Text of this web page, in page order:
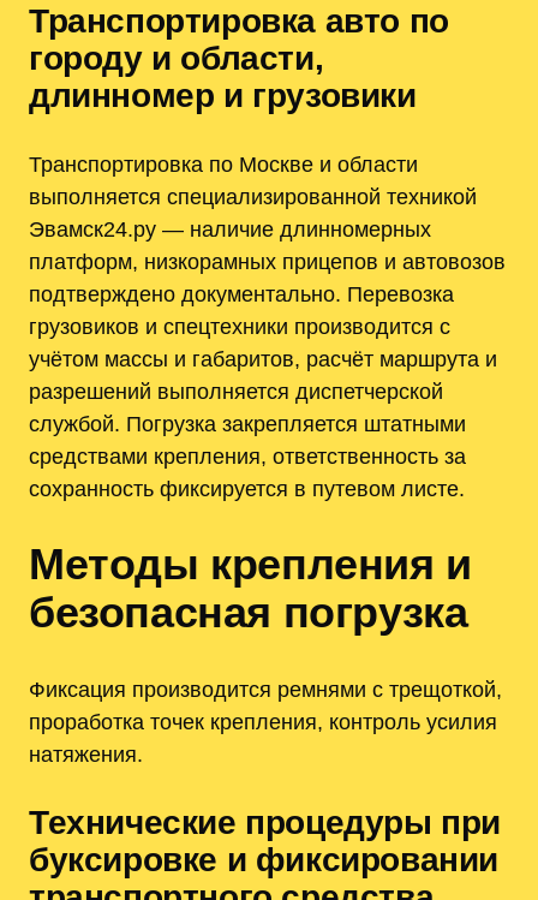
Транспортировка авто по
городу и области,
длинномер и грузовики
Транспортировка по Москве и области
выполняется специализированной техникой
Эвамск24.ру — наличие длинномерных
платформ, низкорамных прицепов и автовозов
подтверждено документально. Перевозка
грузовиков и спецтехники производится с
учётом массы и габаритов, расчёт маршрута и
разрешений выполняется диспетчерской
службой. Погрузка закрепляется штатными
средствами крепления, ответственность за
сохранность фиксируется в путевом листе.
Методы крепления и
безопасная погрузка
Фиксация производится ремнями с трещоткой,
проработка точек крепления, контроль усилия
натяжения.
Технические процедуры при
буксировке и фиксировании